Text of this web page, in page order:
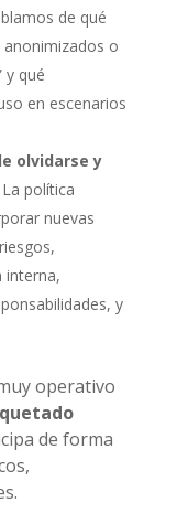
de qué
o
y qué
en escenarios
olvidarse y
política
nuevas
interna,
y
operativo
de forma